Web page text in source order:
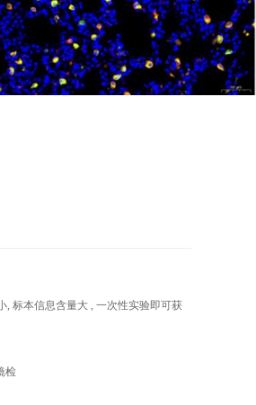
, 标本信息含量大 , 一次性实验即可获
检